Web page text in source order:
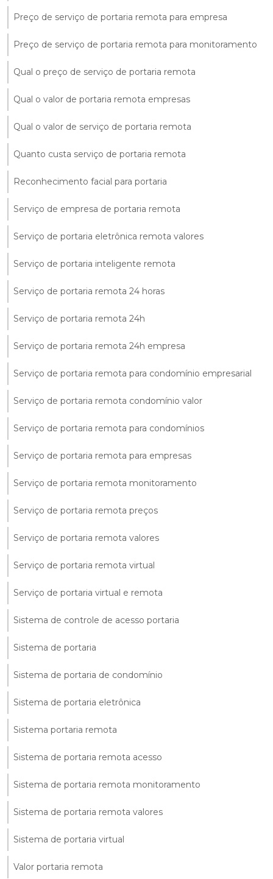
Preço de serviço de portaria remota para empresa
Preço de serviço de portaria remota para monitoramento
Qual o preço de serviço de portaria remota
Qual o valor de portaria remota empresas
Qual o valor de serviço de portaria remota
Quanto custa serviço de portaria remota
Reconhecimento facial para portaria
Serviço de empresa de portaria remota
Serviço de portaria eletrônica remota valores
Serviço de portaria inteligente remota
Serviço de portaria remota 24 horas
Serviço de portaria remota 24h
Serviço de portaria remota 24h empresa
Serviço de portaria remota para condomínio empresarial
Serviço de portaria remota condomínio valor
Serviço de portaria remota para condomínios
Serviço de portaria remota para empresas
Serviço de portaria remota monitoramento
Serviço de portaria remota preços
Serviço de portaria remota valores
Serviço de portaria remota virtual
Serviço de portaria virtual e remota
Sistema de controle de acesso portaria
Sistema de portaria
Sistema de portaria de condomínio
Sistema de portaria eletrônica
Sistema portaria remota
Sistema de portaria remota acesso
Sistema de portaria remota monitoramento
Sistema de portaria remota valores
Sistema de portaria virtual
Valor portaria remota